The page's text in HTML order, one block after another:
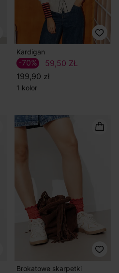
Kardigan
59,50 ZŁ
199,90 zł
-70%
1 kolor
Brokatowe skarpetki